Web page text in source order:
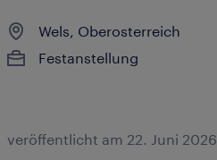
Wels, Oberosterreich
Festanstellung
veröffentlicht am 22. Juni 2026